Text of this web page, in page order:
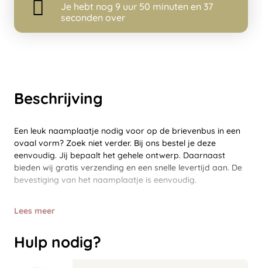
Beschrijving
Een leuk naamplaatje nodig voor op de brievenbus in een
ovaal vorm? Zoek niet verder. Bij ons bestel je deze
eenvoudig. Jij bepaalt het gehele ontwerp. Daarnaast
bieden wij gratis verzending en een snelle levertijd aan. De
bevestiging van het naamplaatje is eenvoudig.
Lees meer
Hulp nodig?
Je hebt nog 9 uur 50 minuten en 36
seconden over